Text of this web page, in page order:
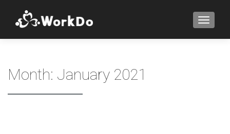
Month: January 2021